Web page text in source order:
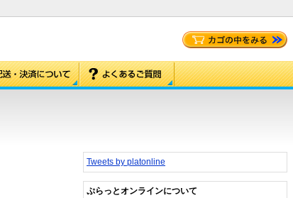
Tweets by platonline
ぷらっとオンラインについて